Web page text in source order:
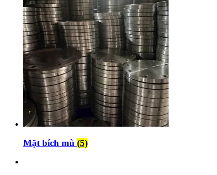
Mặt bích mù (5)